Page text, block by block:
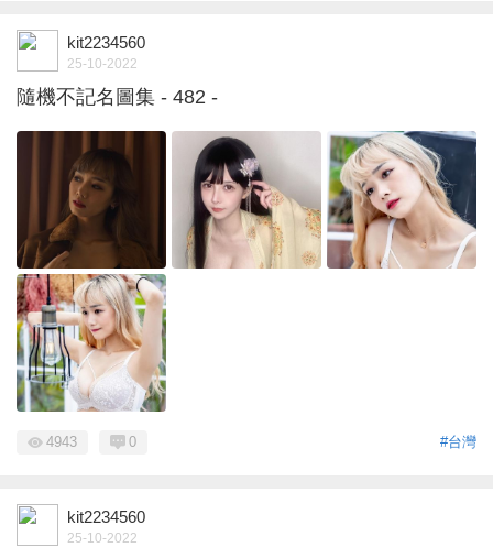
kit2234560
25-10-2022
隨機不記名圖集 - 482 -
#台灣
4943 0
kit2234560
25-10-2022